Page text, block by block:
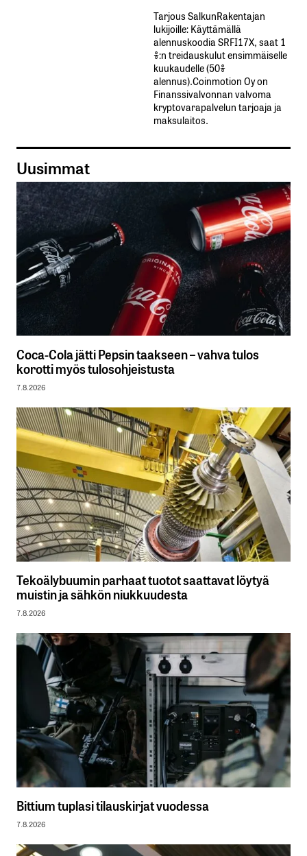
Tarjous SalkunRakentajan
lukijoille: Käyttämällä​ ​
alennuskoodia​ ​SRFI17X,​ ​saat​ ​1
%:n treidauskulut​ ​ensimmäiselle​ ​
kuukaudelle​ ​(50%​ ​
alennus).Coinmotion Oy on
Finanssivalvonnan valvoma
kryptovarapalvelun tarjoaja ja
maksulaitos.
Uusimmat
Coca-Cola jätti Pepsin taakseen – vahva tulos
korotti myös tulosohjeistusta
7.8.2026
Tekoälybuumin parhaat tuotot saattavat löytyä
muistin ja sähkön niukkuudesta
7.8.2026
Bittium tuplasi tilauskirjat vuodessa
7.8.2026